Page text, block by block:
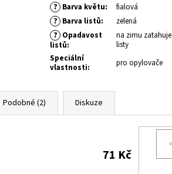
? Barva květu: fialová
? Barva listů: zelená
? Opadavost
listů:
na zimu zatahuje
listy
Speciální
vlastnosti: pro opylovače
Podobné (2) Diskuze
71 Kč